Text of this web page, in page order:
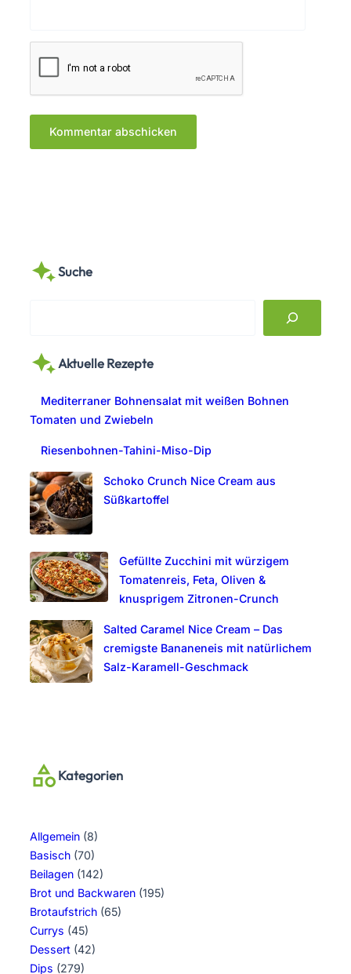
Suche
r
Aktuelle Rezepte
Mediterraner Bohnensalat mit weißen Bohnen
Tomaten und Zwiebeln
Riesenbohnen-Tahini-Miso-Dip
Schoko Crunch Nice Cream aus
Süßkartoffel
Gefüllte Zucchini mit würzigem
Tomatenreis, Feta, Oliven &
knusprigem Zitronen-Crunch
Salted Caramel Nice Cream – Das
cremigste Bananeneis mit natürlichem
Salz-Karamell-Geschmack
Kategorien
Allgemein (8)
Basisch (70)
Beilagen (142)
Brot und Backwaren (195)
Brotaufstrich (65)
Currys (45)
Dessert (42)
Dips (279)